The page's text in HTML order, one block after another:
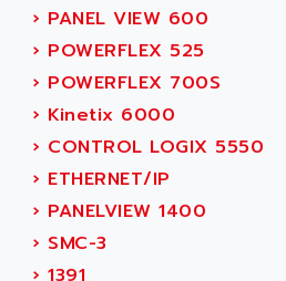
SINUMERIK 802
PCS950
DIGITAX
BUC
RAC3
PANELVIEW 550
AC SERVO
AXODYN
AMIC TECHNOLOGY
AMK
AMKASYN
AMP
AMP DISPLAY
AMPEREX
AMPEX
AMPHENOL
› PANEL VIEW 600
› POWERFLEX 525
› POWERFLEX 700S
› Kinetix 6000
› CONTROL LOGIX 5550
› ETHERNET/IP
› PANELVIEW 1400
› SMC-3
› 1391